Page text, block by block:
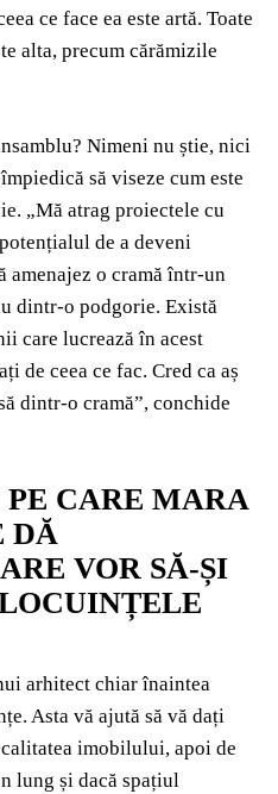
ce face ea este artă. Toate
alta, precum cărămizile
Nimeni nu știe, nici
să viseze cum este
„Mă atrag proiectele cu
de a deveni
amenajez o cramă într-un
dintr-o podgorie. Există
care lucrează în acest
de ceea ce fac. Cred ca aș
dintr-o cramă”, conchide
CARE MARA
DĂ
VOR SĂ-ȘI
arhitect chiar înaintea
Asta vă ajută să vă dați
imobilului, apoi de
lung și dacă spațiul